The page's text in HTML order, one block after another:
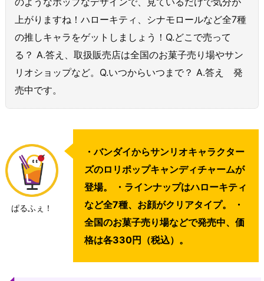
上がりますね！ハローキティ、シナモロールなど全7種
の推しキャラをゲットしましょう！Q.どこで売って
る？ A.答え、取扱販売店は全国のお菓子売り場やサン
リオショップなど。Q.いつからいつまで？ A.答え 発
売中です。
ぱるふぇ！
・バンダイからサンリオキャラクター
ズのロリポップキャンディチャームが
登場。 ・ラインナップはハローキティ
など全7種、お顔がクリアタイプ。 ・
全国のお菓子売り場などで発売中、価
格は各330円（税込）。